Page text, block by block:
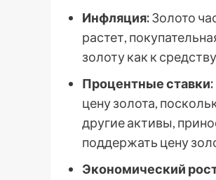
Инфляция:Золото
растет,
золоту как к
Процентные ставки:
цену золота,
другие активы,
поддержать цену
Экономический